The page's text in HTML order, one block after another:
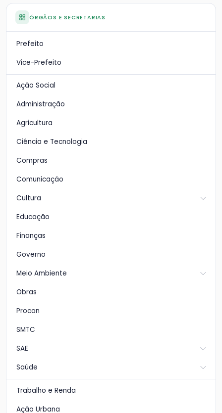
ÓRGÃOS E SECRETARIAS
Prefeito
Vice-Prefeito
Ação Social
Administração
Agricultura
Ciência e Tecnologia
Compras
Comunicação
Cultura
Educação
Finanças
Governo
Meio Ambiente
Obras
Procon
SMTC
SAE
Saúde
Trabalho e Renda
Ação Urbana